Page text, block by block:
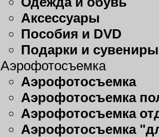
Аксессуары
Пособия и DVD
Подарки и сувениры
Аэрофотосъемка
Аэрофотосъемка
Аэрофотосъемка
Аэрофотосъемка
Аэрофотосъемка